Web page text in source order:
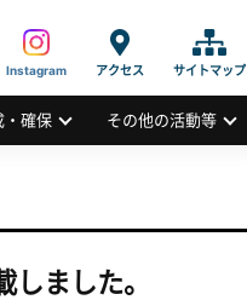
Instagram アクセス サイトマップ
・確保 その他の活動等
ました。